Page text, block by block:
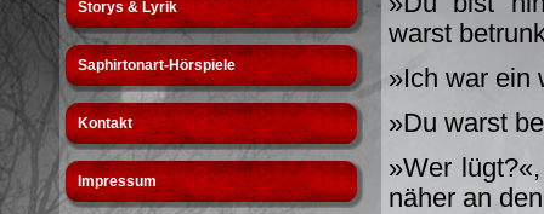
Storys & Lyrik
Saphirtonart-Hörspiele
Kontakt
Impressum
warst
»Ich war ein
»Du warst
»Wer
näher an